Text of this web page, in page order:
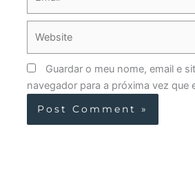
Guardar o meu nome, email e
navegador para a próxima vez que